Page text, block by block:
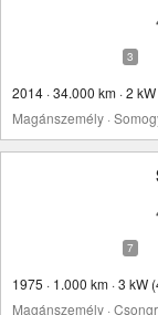
2014 · 34.000 km · 2
Magánszemély ·
1975 · 1.000 km · 3 kW
Magánszemély ·